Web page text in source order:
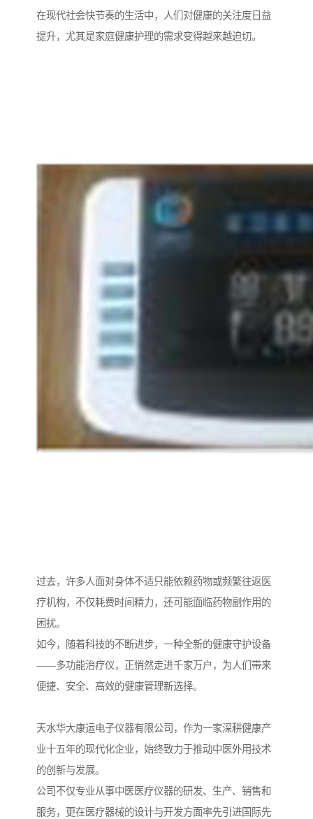
在现代社会快节奏的生活中，人们对健康的关注度日益
提升，尤其是家庭健康护理的需求变得越来越迫切。
过去，许多人面对身体不适只能依赖药物或频繁往返医
疗机构，不仅耗费时间精力，还可能面临药物副作用的
困扰。
如今，随着科技的不断进步，一种全新的健康守护设备
——多功能治疗仪，正悄然走进千家万户，为人们带来
便捷、安全、高效的健康管理新选择。
天水华大康运电子仪器有限公司，作为一家深耕健康产
业十五年的现代化企业，始终致力于推动中医外用技术
的创新与发展。
公司不仅专业从事中医医疗仪器的研发、生产、销售和
服务，更在医疗器械的设计与开发方面率先引进国际先